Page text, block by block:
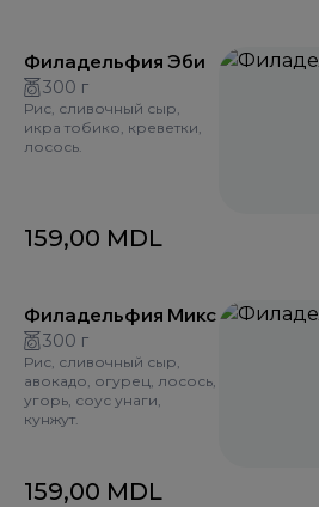
Филадельфия Эби
300 г
Рис, сливочный сыр,
икра тобико, креветки,
лосось.
159,00 MDL
Филадельфия Микс
300 г
Рис, сливочный сыр,
авокадо, огурец, лосось,
угорь, соус унаги,
кунжут.
159,00 MDL